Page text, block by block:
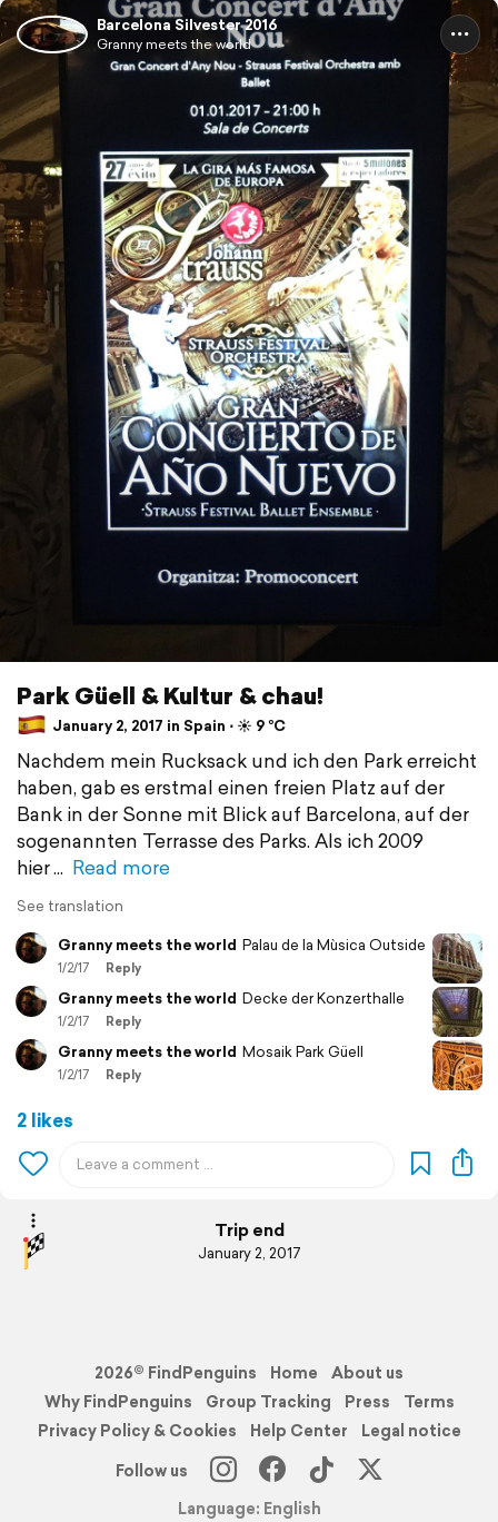
Barcelona Silvester 2016
Granny meets the world
Park Güell & Kultur & chau!
January 2, 2017 in Spain ⋅ ☀️ 9 °C
Nachdem mein Rucksack und ich den Park erreicht
haben, gab es erstmal einen freien Platz auf der
Bank in der Sonne mit Blick auf Barcelona, auf der
sogenannten Terrasse des Parks. Als ich 2009
hier
Read more
See translation
Granny meets the world Palau de la Mùsica Outside
1/2/17 Reply
Granny meets the world Decke der Konzerthalle
1/2/17 Reply
Granny meets the world Mosaik Park Güell
1/2/17 Reply
2 likes
Trip end
January 2, 2017
2026© FindPenguins Home
About us
Why FindPenguins
Group Tracking Press
Terms
Privacy Policy & Cookies
Help Center
Legal notice
Follow us
Language: English